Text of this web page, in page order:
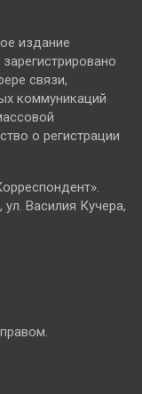
издание
зарегистрировано
связи,
коммуникаций
о регистрации
ул. Василия Кучера,